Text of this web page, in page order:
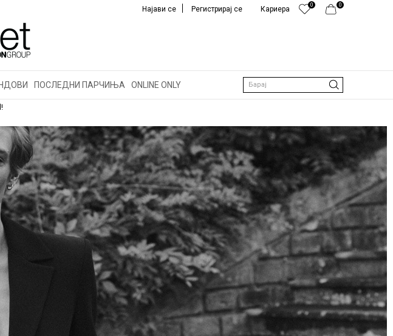
0
0
Кариера
Најави се Регистрирај се
ПОСЛЕДНИ ПАРЧИЊА ONLINE ONLY Барај
СИТЕ
ВО EAST